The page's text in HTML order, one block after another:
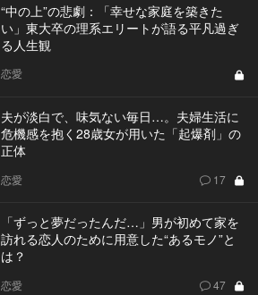
“中の上”の悲劇：「幸せな家庭を築きた
い」東大卒の理系エリートが語る平凡過ぎ
る人生観
恋愛
夫が淡白で、味気ない毎日…。夫婦生活に
危機感を抱く28歳女が用いた「起爆剤」の
正体
恋愛 17
「ずっと夢だったんだ…」男が初めて家を
訪れる恋人のために用意した“あるモノ”と
は？
恋愛 47